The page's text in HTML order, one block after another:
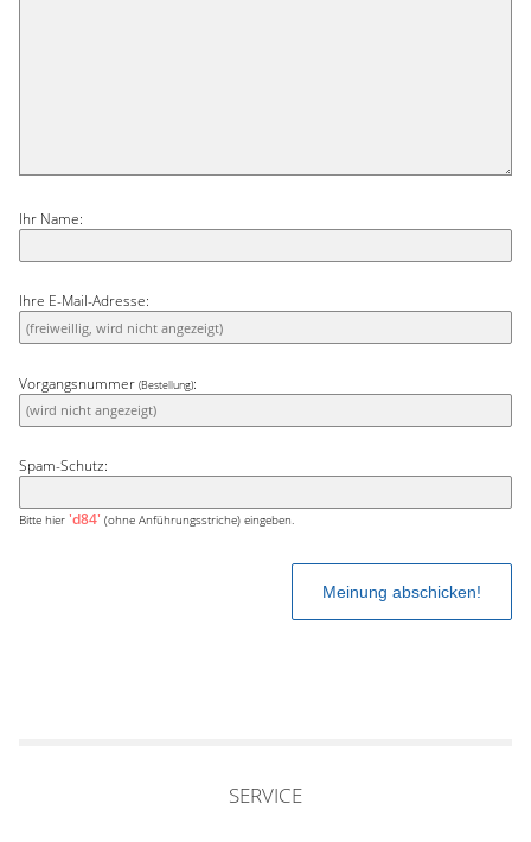
Ihr Name:
Ihre E-Mail-Adresse:
Vorgangsnummer (Bestellung):
Spam-Schutz:
Bitte hier 'd84' (ohne Anführungsstriche) eingeben.
SERVICE